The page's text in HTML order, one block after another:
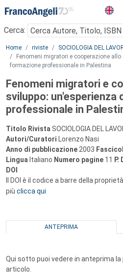
Menu
Cerca:
Main content
Home riviste SOCIOLOGIA DEL
Fenomeni migratori e cooperazione
formazione professionale in Palestina
Fenomeni migratori e
sviluppo: un'esperienza
professionale in
Titolo Rivista SOCIOLOGIA DEL
Autori/Curatori Lorenzo Nasi
Anno di pubblicazione 2003
Lingua Italiano Numero pagine 11 P.
DOI
Il DOI è il codice a barre della
più clicca qui
ANTEPRIMA
Qui sotto puoi vedere in anteprima
articolo.